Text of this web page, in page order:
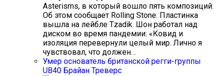
Asterisms, в который вошло пять композиций.
Об этом сообщает Rolling Stone. Пластинка
вышла на лейбле Tzadik. Шон работал над
диском во время пандемии: «Ковид и
изоляция перевернули целый мир. Лично я
чувствовал, что должен…
Умер основатель британской регги-группы
UB40 Брайан Треверс